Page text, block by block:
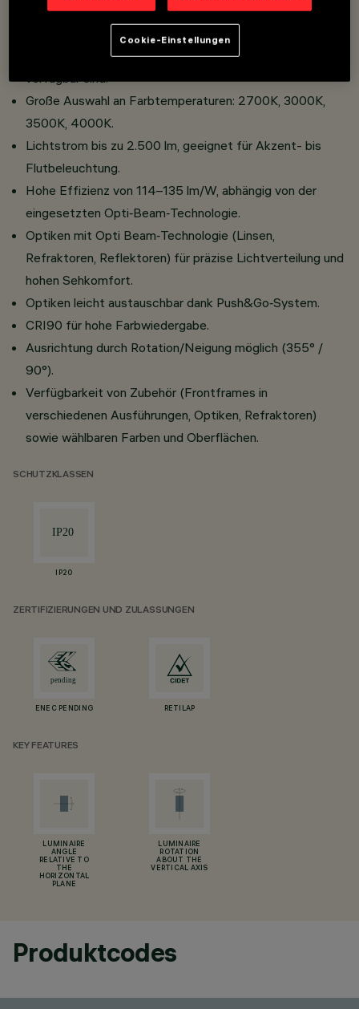
Umgebung.
Schutzklasse III mit externen Treibern, die je nach
Konfiguration in verschiedenen Steuerungsarten
verfügbar sind.
Große Auswahl an Farbtemperaturen: 2700K, 3000K,
3500K, 4000K.
Lichtstrom bis zu 2.500 lm, geeignet für Akzent- bis
Flutbeleuchtung.
Hohe Effizienz von 114–135 lm/W, abhängig von der
eingesetzten Opti‑Beam‑Technologie.
Optiken mit Opti Beam‑Technologie (Linsen,
Refraktoren, Reflektoren) für präzise Lichtverteilung und
hohen Sehkomfort.
Optiken leicht austauschbar dank Push&Go‑System.
CRI90 für hohe Farbwiedergabe.
Ausrichtung durch Rotation/Neigung möglich (355° /
90°).
Verfügbarkeit von Zubehör (Frontframes in
verschiedenen Ausführungen, Optiken, Refraktoren)
sowie wählbaren Farben und Oberflächen.
SCHUTZKLASSEN
IP20
ZERTIFIZIERUNGEN UND ZULASSUNGEN
ENEC PENDING RETILAP
KEY FEATURES
LUMINAIRE
ANGLE
RELATIVE TO
THE
HORIZONTAL
PLANE
LUMINAIRE
ROTATION
ABOUT THE
VERTICAL AXIS
Produktcodes
Cookie-Einstellungen